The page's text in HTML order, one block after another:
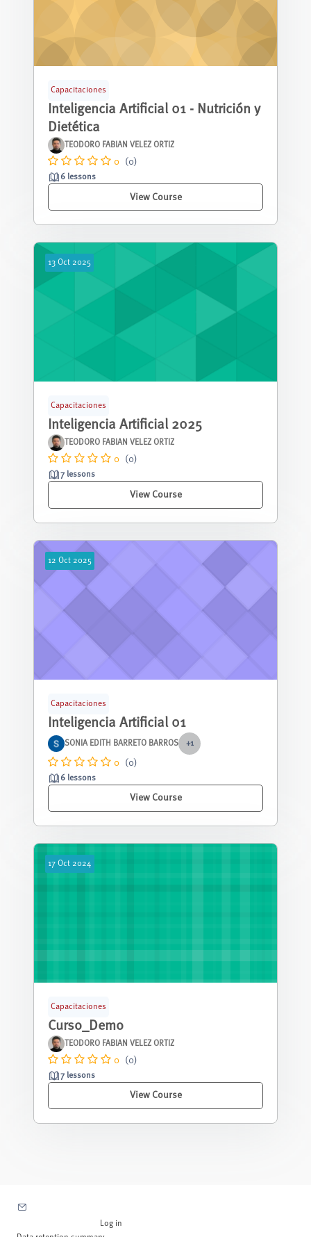
Capacitaciones
Inteligencia Artificial 01 - Nutrición y
Dietética
TEODORO FABIAN VELEZ ORTIZ
0 (0)
6 lessons
View Course
13 Oct 2025
Capacitaciones
Inteligencia Artificial 2025
TEODORO FABIAN VELEZ ORTIZ
0 (0)
7 lessons
View Course
12 Oct 2025
Capacitaciones
Inteligencia Artificial 01
SONIA EDITH BARRETO BARROS +1
0 (0)
6 lessons
View Course
17 Oct 2024
Capacitaciones
Curso_Demo
TEODORO FABIAN VELEZ ORTIZ
0 (0)
7 lessons
View Course
Log in